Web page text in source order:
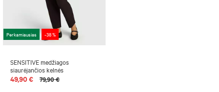
Perkamiausias -38 %
SENSITIVE medžiagos
siaurėjančios kelnės
49,90 € 79,90 €